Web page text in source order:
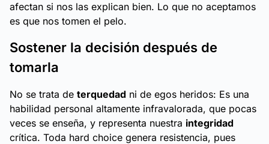
afectan si nos las explican bien. Lo que no aceptamos
es que nos tomen el pelo.
Sostener la decisión después de
tomarla
No se trata de terquedad ni de egos heridos: Es una
habilidad personal altamente infravalorada, que pocas
veces se enseña, y representa nuestra integridad
crítica. Toda hard choice genera resistencia, pues